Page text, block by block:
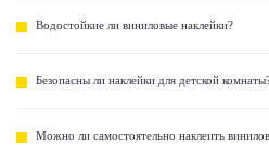
Водостойкие ли виниловые наклейки?
Безопасны ли наклейки для детской
Можно ли самостоятельно наклеить